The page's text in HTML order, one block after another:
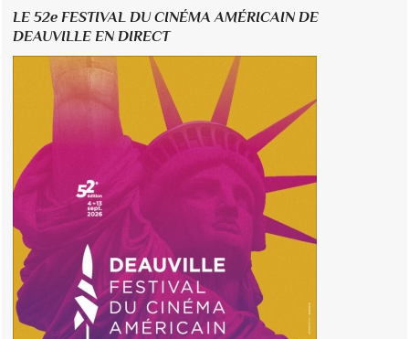
LE 52e FESTIVAL DU CINÉMA AMÉRICAIN DE
DEAUVILLE EN DIRECT